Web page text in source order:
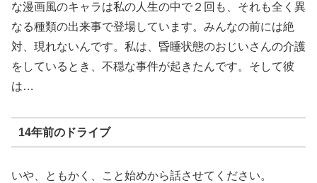
な漫画風のキャラは私の人生の中で２回も、それも全く異
なる種類の出来事で登場しています。みんなの前には絶
対、現れないんです。私は、昏睡状態のおじいさんの介護
をしているとき、不穏な事件が起きたんです。そして彼
は…
14年前のドライブ
いや、ともかく、こと始めから話させてください。